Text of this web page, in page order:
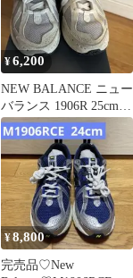
¥6,200
NEW BALANCE ニュー
バランス 1906R 25cm
グレー
¥8,800
完売品♡New